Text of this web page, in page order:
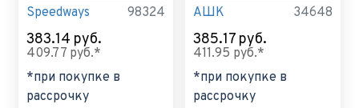
Speedways 98324
383.14 руб.
409.77 руб.*
*при покупке в
рассрочку
АШК 34648
385.17 руб.
411.95 руб.*
*при покупке в
рассрочку